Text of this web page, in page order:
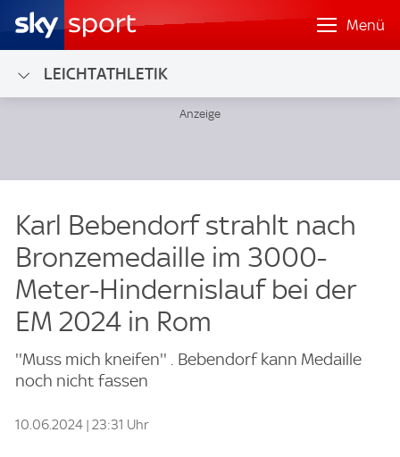
Menü
LEICHTATHLETIK
Karl Bebendorf strahlt nach
Bronzemedaille im 3000-
Meter-Hindernislauf bei der
EM 2024 in Rom
''Muss mich kneifen'' . Bebendorf kann Medaille
noch nicht fassen
10.06.2024 | 23:31 Uhr